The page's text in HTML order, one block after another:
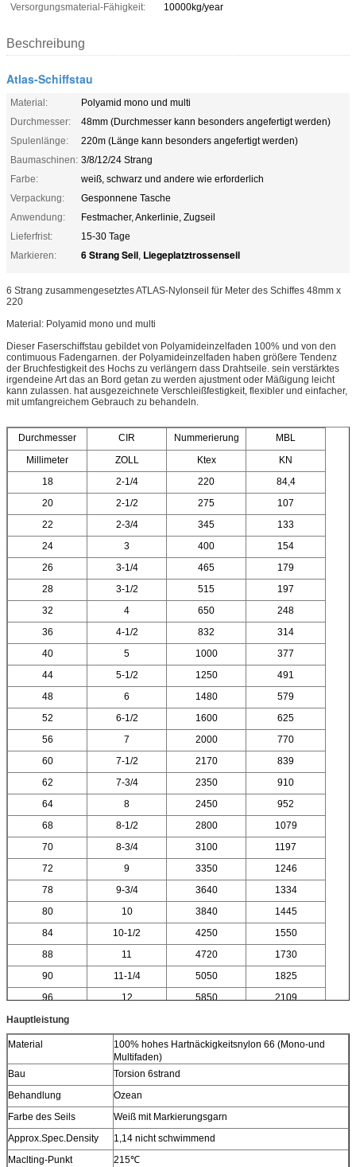
Versorgungsmaterial-Fähigkeit:
10000kg/year
Beschreibung
Atlas-Schiffstau
Material:
Polyamid mono und multi
Durchmesser:
48mm (Durchmesser kann besonders angefertigt werden)
Spulenlänge:
220m (Länge kann besonders angefertigt werden)
Baumaschinen: 3/8/12/24 Strang
Farbe:
weiß, schwarz und andere wie erforderlich
Verpackung:
Gesponnene Tasche
Anwendung:
Festmacher, Ankerlinie, Zugseil
Lieferfrist:
15-30 Tage
Markieren:
6 Strang Seil, Liegeplatztrossenseil
6 Strang zusammengesetztes ATLAS-Nylonseil für Meter des Schiffes 48mm x
220
Material: Polyamid mono und multi
Dieser Faserschiffstau gebildet von Polyamideinzelfaden 100% und von den
contimuous Fadengarnen. der Polyamideinzelfaden haben größere Tendenz
der Bruchfestigkeit des Hochs zu verlängern dass Drahtseile. sein verstärktes
irgendeine Art das an Bord getan zu werden ajustment oder Mäßigung leicht
kann zulassen. hat ausgezeichnete Verschleißfestigkeit, flexibler und einfacher,
mit umfangreichem Gebrauch zu behandeln.
Durchmesser CIR Nummerierung
MBL
Millimeter
ZOLL Ktex
KN
18
2-1/4 220
84,4
20
2-1/2 275
107
22
2-3/4 345
133
24
3 400
154
26
3-1/4 465
179
28
3-1/2 515
197
32
4 650
248
36
4-1/2 832
314
40
5 1000
377
44
5-1/2 1250
491
48
6 1480
579
52
6-1/2 1600
625
56
7 2000
770
60
7-1/2 2170
839
62
7-3/4 2350
910
64
8 2450
952
68
8-1/2 2800
1079
70
8-3/4 3100
1197
72
9 3350
1246
78
9-3/4 3640
1334
80
10 3840
1445
84
10-1/2 4250
1550
88
11 4720
1730
90
11-1/4 5050
1825
96
12 5850
2109
Hauptleistung
Material
100% hohes Hartnäckigkeitsnylon 66 (Mono-und
Multifaden)
Bau
Torsion 6strand
Behandlung
Ozean
Farbe des Seils
Weiß mit Markierungsgarn
Approx.Spec.Density
1,14 nicht schwimmend
Maclting-Punkt
215℃